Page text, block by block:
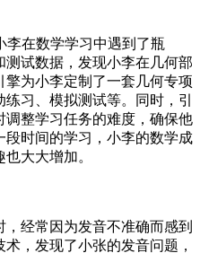
在数学学习中遇到了瓶
试数据，发现小李在几何部
为小李定制了一套几何专项
习、模拟测试等。同时，引
整学习任务的难度，确保他
时间的学习，小李的数学成
大大增加。
经常因为发音不准确而感到
，发现了小张的发音问题，